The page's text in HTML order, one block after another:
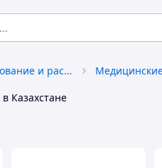
Медицинское оборудование и расходные материалы
в Казахстане